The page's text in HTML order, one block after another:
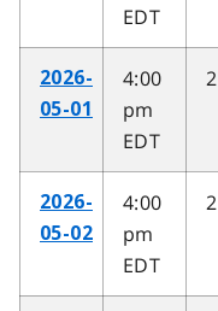
EDT
2026-
05-01
4:00
pm
EDT
2
2026-
05-02
4:00
pm
EDT
2